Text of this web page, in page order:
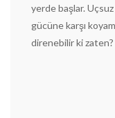
yerde başlar. Uçsuz
gücüne karşı
direnebilir ki zaten?